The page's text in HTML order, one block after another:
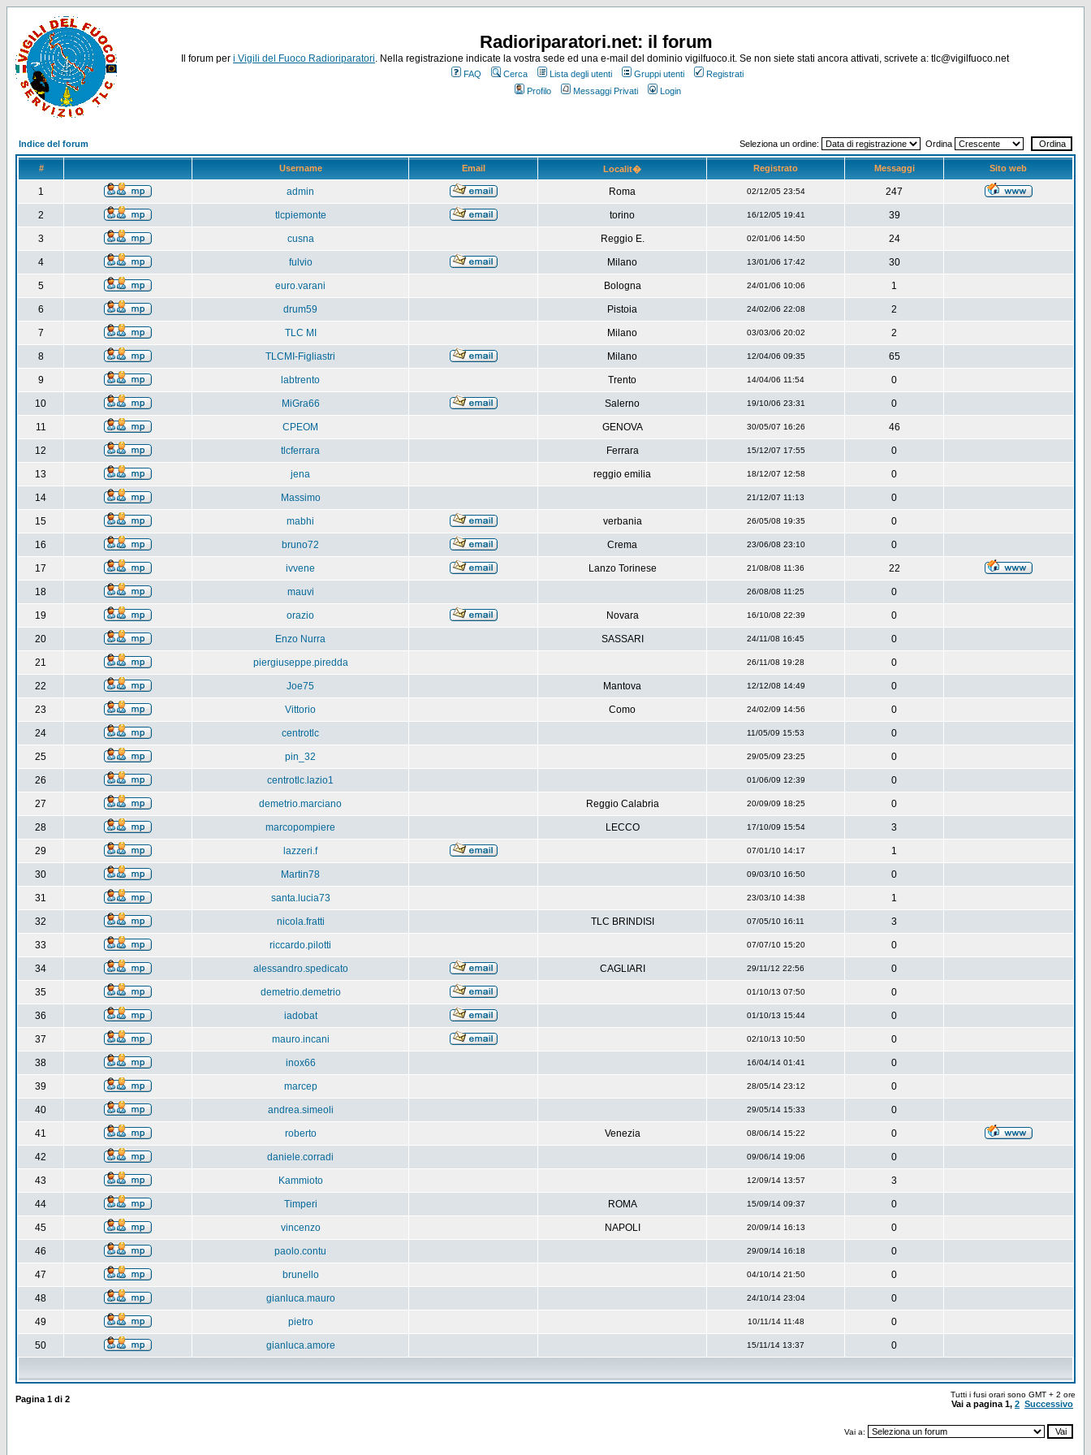
Radioriparatori.net: il forum
Il forum per i Vigili del Fuoco Radioriparatori. Nella registrazione indicate la vostra sede ed una e-mail del dominio vigilfuoco.it. Se non siete stati ancora attivati, scrivete a: tlc@vigilfuoco.net
FAQ Cerca Lista degli utenti Gruppi utenti
Registrati
Profilo
Messaggi Privati Login
Indice del forum Seleziona un ordine: Ordina
# Username Email Localit� Registrato Messaggi Sito web
1 admin Roma 02/12/05 23:54 247
2 tlcpiemonte torino 16/12/05 19:41 39
3 cusna Reggio E. 02/01/06 14:50 24
4 fulvio Milano 13/01/06 17:42 30
5 euro.varani Bologna 24/01/06 10:06 1
6 drum59 Pistoia 24/02/06 22:08 2
7 TLC MI Milano 03/03/06 20:02 2
8 TLCMI-Figliastri Milano 12/04/06 09:35 65
9 labtrento Trento 14/04/06 11:54 0
10 MiGra66 Salerno 19/10/06 23:31 0
11 CPEOM GENOVA 30/05/07 16:26 46
12 tlcferrara Ferrara 15/12/07 17:55 0
13 jena reggio emilia 18/12/07 12:58 0
14 Massimo 21/12/07 11:13 0
15 mabhi verbania 26/05/08 19:35 0
16 bruno72 Crema 23/06/08 23:10 0
17 ivvene Lanzo Torinese 21/08/08 11:36 22
18 mauvi 26/08/08 11:25 0
19 orazio Novara 16/10/08 22:39 0
20 Enzo Nurra SASSARI 24/11/08 16:45 0
21 piergiuseppe.piredda 26/11/08 19:28 0
22 Joe75 Mantova 12/12/08 14:49 0
23 Vittorio Como 24/02/09 14:56 0
24 centrotlc 11/05/09 15:53 0
25 pin_32 29/05/09 23:25 0
26 centrotlc.lazio1 01/06/09 12:39 0
27 demetrio.marciano Reggio Calabria 20/09/09 18:25 0
28 marcopompiere LECCO 17/10/09 15:54 3
29 lazzeri.f 07/01/10 14:17 1
30 Martin78 09/03/10 16:50 0
31 santa.lucia73 23/03/10 14:38 1
32 nicola.fratti TLC BRINDISI 07/05/10 16:11 3
33 riccardo.pilotti 07/07/10 15:20 0
34 alessandro.spedicato CAGLIARI 29/11/12 22:56 0
35 demetrio.demetrio 01/10/13 07:50 0
36 iadobat 01/10/13 15:44 0
37 mauro.incani 02/10/13 10:50 0
38 inox66 16/04/14 01:41 0
39 marcep 28/05/14 23:12 0
40 andrea.simeoli 29/05/14 15:33 0
41 roberto Venezia 08/06/14 15:22 0
42 daniele.corradi 09/06/14 19:06 0
43 Kammioto 12/09/14 13:57 3
44 Timperi ROMA 15/09/14 09:37 0
45 vincenzo NAPOLI 20/09/14 16:13 0
46 paolo.contu 29/09/14 16:18 0
47 brunello 04/10/14 21:50 0
48 gianluca.mauro 24/10/14 23:04 0
49 pietro 10/11/14 11:48 0
50 gianluca.amore 15/11/14 13:37 0
Pagina 1 di 2 Tutti i fusi orari sono GMT + 2 ore
Vai a pagina 1, 2 Successivo
Vai a: